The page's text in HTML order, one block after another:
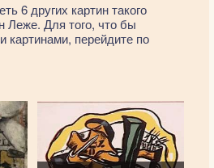
6 других картин такого
Леже. Для того, что бы
картинами, перейдите по